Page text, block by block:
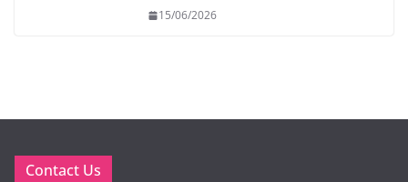
15/06/2026
Contact Us